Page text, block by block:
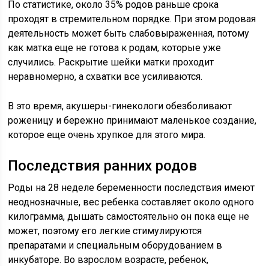
По статистике, около 35% родов раньше срока
проходят в стремительном порядке. При этом родовая
деятельность может быть слабовыраженная, потому
как матка еще не готова к родам, которые уже
случились. Раскрытие шейки матки проходит
неравномерно, а схватки все усиливаются.
В это время, акушеры-гинекологи обезболивают
роженицу и бережно принимают маленькое создание,
которое еще очень хрупкое для этого мира.
Последствия ранних родов
Роды на 28 неделе беременности последствия имеют
неоднозначные, вес ребенка составляет около одного
килограмма, дышать самостоятельно он пока еще не
может, поэтому его легкие стимулируются
препаратами и специальным оборудованием в
инкубаторе. Во взрослом возрасте, ребенок,